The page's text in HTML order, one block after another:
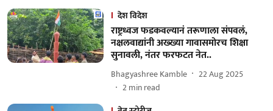
देश विदेश
राष्ट्रध्वज फडकवल्यानं तरूणाला संपवलं,
नक्षलवाद्यांनी अख्ख्या गावासमोरच शिक्षा
सुनावली, नंतर फरफटत नेत..
Bhagyashree Kamble
22 Aug 2025
2min read